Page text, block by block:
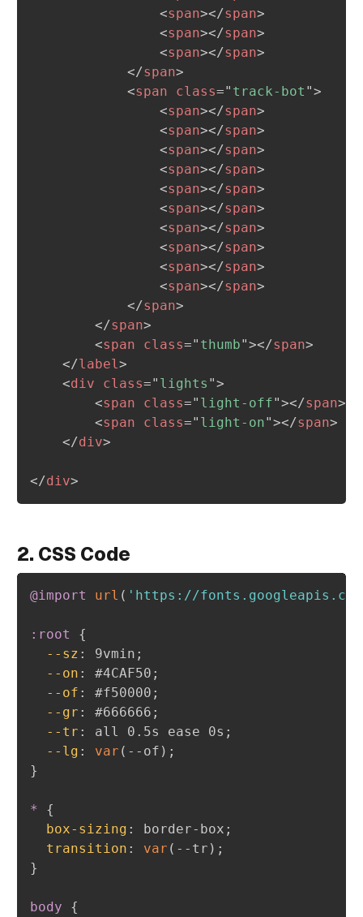
<span></span>
<span></span>
<span></span>
</span>
<span class=" track-bot ">
<span></span>
<span></span>
<span></span>
<span></span>
<span></span>
<span></span>
<span></span>
<span></span>
<span></span>
<span></span>
</span>
</span>
<span class=" thumb"></span>
</label>
<div class=" lights ">
<span class=" light-off"></span>
<span class=" light-on"></span>
</div>
</div>
2. CSS Code
@import url ( 'https://fonts.googleapis.com/
:root
{
--sz : 9vmin ;
--on : #4CAF50 ;
--of : #f50000 ;
--gr : #666666 ;
--tr : all 0.5s ease 0s ;
--lg : var ( --of ) ;
}
*
{
box-sizing : border-box ;
transition : var ( --tr ) ;
}
body
{